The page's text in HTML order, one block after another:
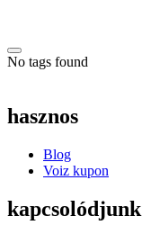
No tags found
hasznos
Blog
Voiz kupon
kapcsolódjunk